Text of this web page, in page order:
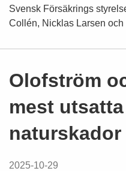
Svensk Försäkrings
Collén, Nicklas Larsen och
Olofström
mest
2025-10-29